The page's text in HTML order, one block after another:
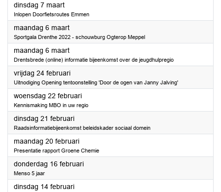
dinsdag 7 maart2023
Inlopen Doorfietsroutes Emmen
maandag 6 maart2023
Sportgala Drenthe 2022 - schouwburg Ogterop Meppel
maandag 6 maart2023
Drentsbrede (online) informatie bijeenkomst over de jeugdhulpregio
vrijdag 24 februari2023
Uitnodiging Opening tentoonstelling 'Door de ogen van Janny Jalving'
woensdag 22 februari2023
Kennismaking MBO in uw regio
dinsdag 21 februari2023
Raadsinformatiebijeenkomst beleidskader sociaal domein
maandag 20 februari2023
Presentatie rapport Groene Chemie
donderdag 16 februari2023
Menso 5 jaar
dinsdag 14 februari2023